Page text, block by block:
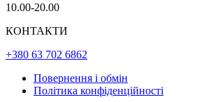
10.00-20.00
КОНТАКТИ
+380 63 702 6862
Повернення і обмін
Політика конфіденційності